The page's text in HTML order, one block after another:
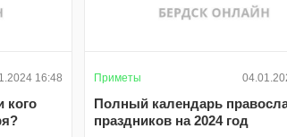
16:48
кого
Приметы
Полный календарь
праздников на 2024 год